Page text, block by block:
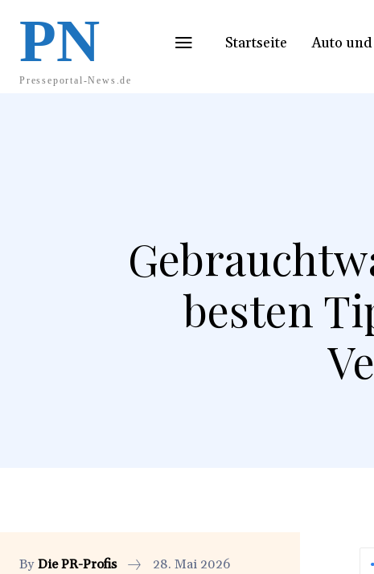
PN
Presseportal-News.de
Startseite Auto
besten
By Die PR-Profis 28. Mai 2026